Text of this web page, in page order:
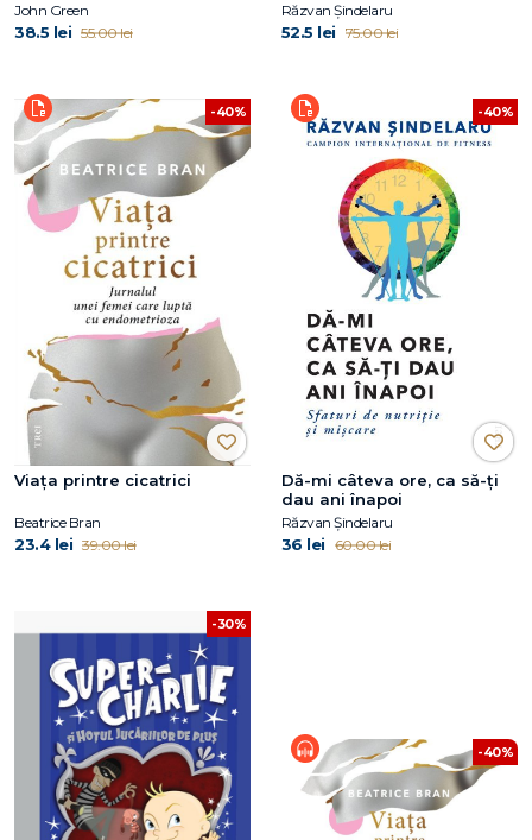
John Green
38.5 lei 55.00 lei
Răzvan Șindelaru
52.5 lei 75.00 lei
-40%
Viaţa printre cicatrici
Beatrice Bran
23.4 lei 39.00 lei
-40%
Dă-mi câteva ore, ca să-ţi
dau ani înapoi
Răzvan Șindelaru
36 lei 60.00 lei
-30%
-40%